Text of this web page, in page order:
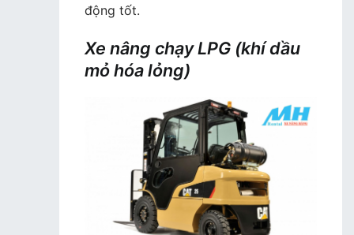
động tốt.
Xe nâng chạy LPG (khí dầu
mỏ hóa lỏng)